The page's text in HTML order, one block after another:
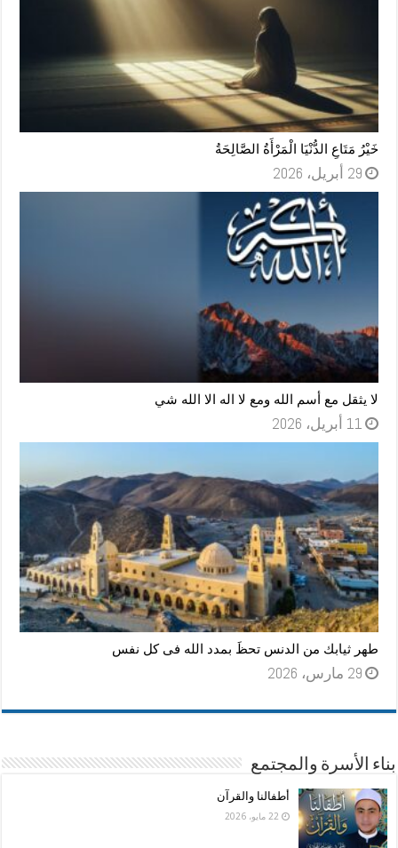
خَيْرُ مَتَاعِ الدُّنْيَا الْمَرْأَةُ الصَّالِحَةُ
29 أبريل، 2026
لا يثقل مع أسم الله ومع لا اله الا الله شي
11 أبريل، 2026
طهر ثيابك من الدنس تحظَ بمدد الله فى كل نفس
29 مارس، 2026
بناء الأسرة والمجتمع
أطفالنا والقرآن
22 مايو، 2026